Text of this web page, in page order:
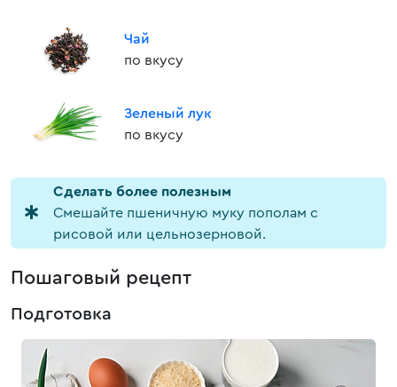
Чай
по вкусу
Зеленый лук
по вкусу
Cделать более полезным
Смешайте пшеничную муку пополам с
рисовой или цельнозерновой.
Пошаговый рецепт
Подготовка